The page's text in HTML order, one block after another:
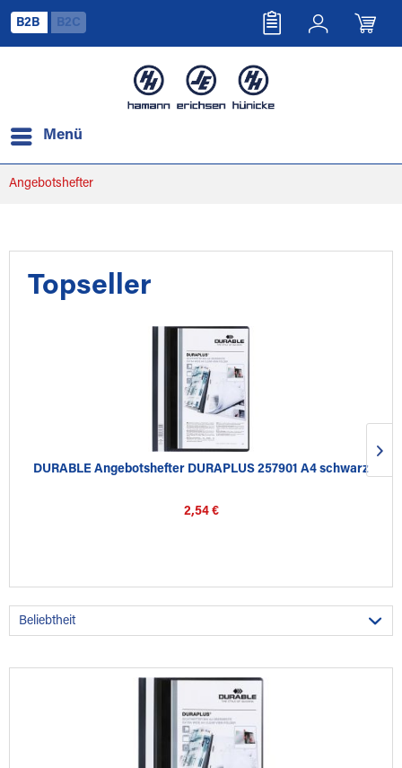
B2B B2C
Menü
Angebotshefter
Topseller
DURABLE Angebotshefter DURAPLUS 257901 A4 schwarz
2,54 €